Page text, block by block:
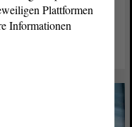
jetzt Anerkennung.
Plattformen
Informationen